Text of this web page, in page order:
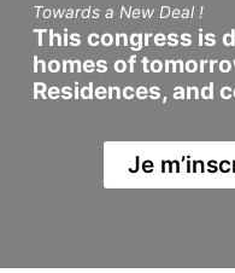
Towards a New Deal !
This congress is
homes of
Residences, and
Je